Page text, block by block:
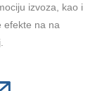
izvoza, kao i
efekte na na